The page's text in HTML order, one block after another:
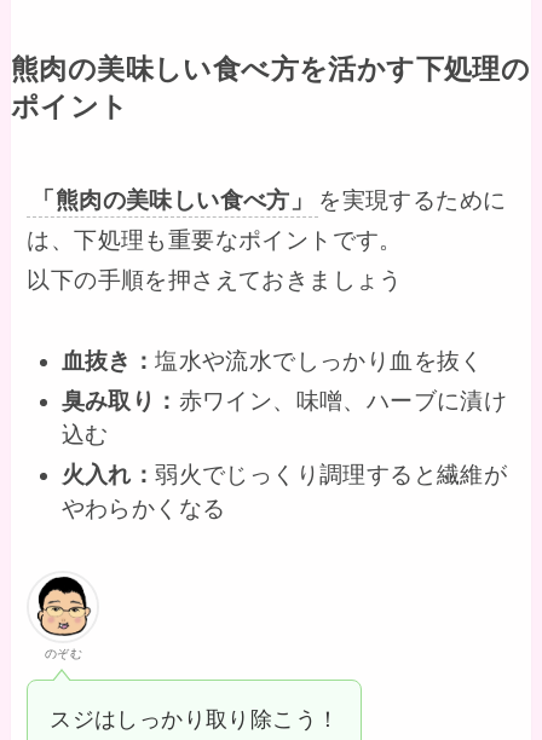
熊肉の美味しい食べ方を活かす下処理の
ポイント
「熊肉の美味しい食べ方」
を実現するために
は、下処理も重要なポイントです。
以下の手順を押さえておきましょう
血抜き：塩水や流水でしっかり血を抜く
臭み取り： 赤ワイン、味噌、ハーブに漬け
込む
火入れ：弱火でじっくり調理すると繊維が
やわらかくなる
のぞむ
スジはしっかり取り除こう！